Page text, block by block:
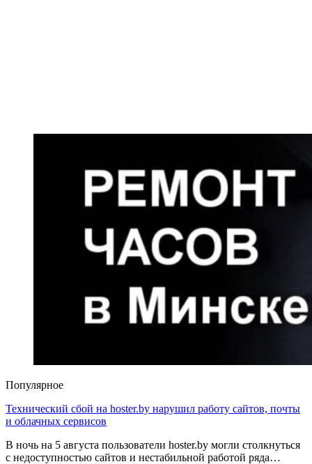
Популярное
Технический сбой на hoster.by нарушил работу сайтов, почты
и облачных сервисов
В ночь на 5 августа пользователи hoster.by могли столкнуться
с недоступностью сайтов и нестабильной работой ряда…